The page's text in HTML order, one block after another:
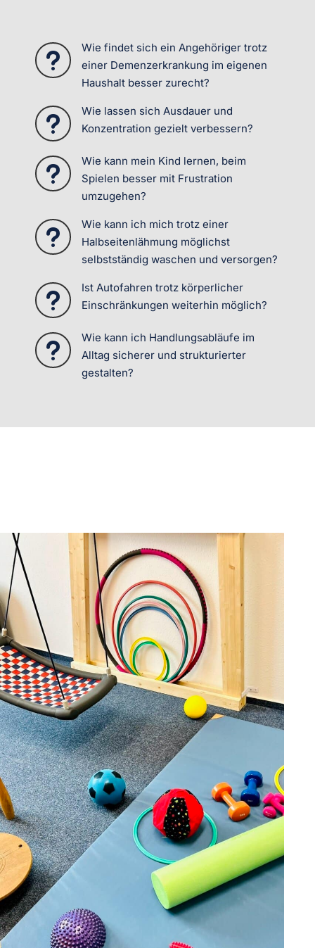
u
Wie findet sich ein Angehöriger trotz
einer Demenzerkrankung im eigenen
Haushalt besser zurecht?
u
Wie lassen sich Ausdauer und
Konzentration gezielt verbessern?
u
Wie kann mein Kind lernen, beim
Spielen besser mit Frustration
umzugehen?
u
Wie kann ich mich trotz einer
Halbseitenlähmung möglichst
selbstständig waschen und versorgen?
u
Ist Autofahren trotz körperlicher
Einschränkungen weiterhin möglich?
u
Wie kann ich Handlungsabläufe im
Alltag sicherer und strukturierter
gestalten?